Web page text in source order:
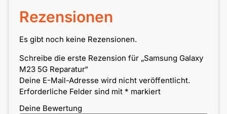
Rezensionen
Es gibt noch keine Rezensionen.
Schreibe die erste Rezension für „Samsung Galaxy
M23 5G Reparatur“
Deine E-Mail-Adresse wird nicht veröffentlicht.
Erforderliche Felder sind mit * markiert
Deine Bewertung